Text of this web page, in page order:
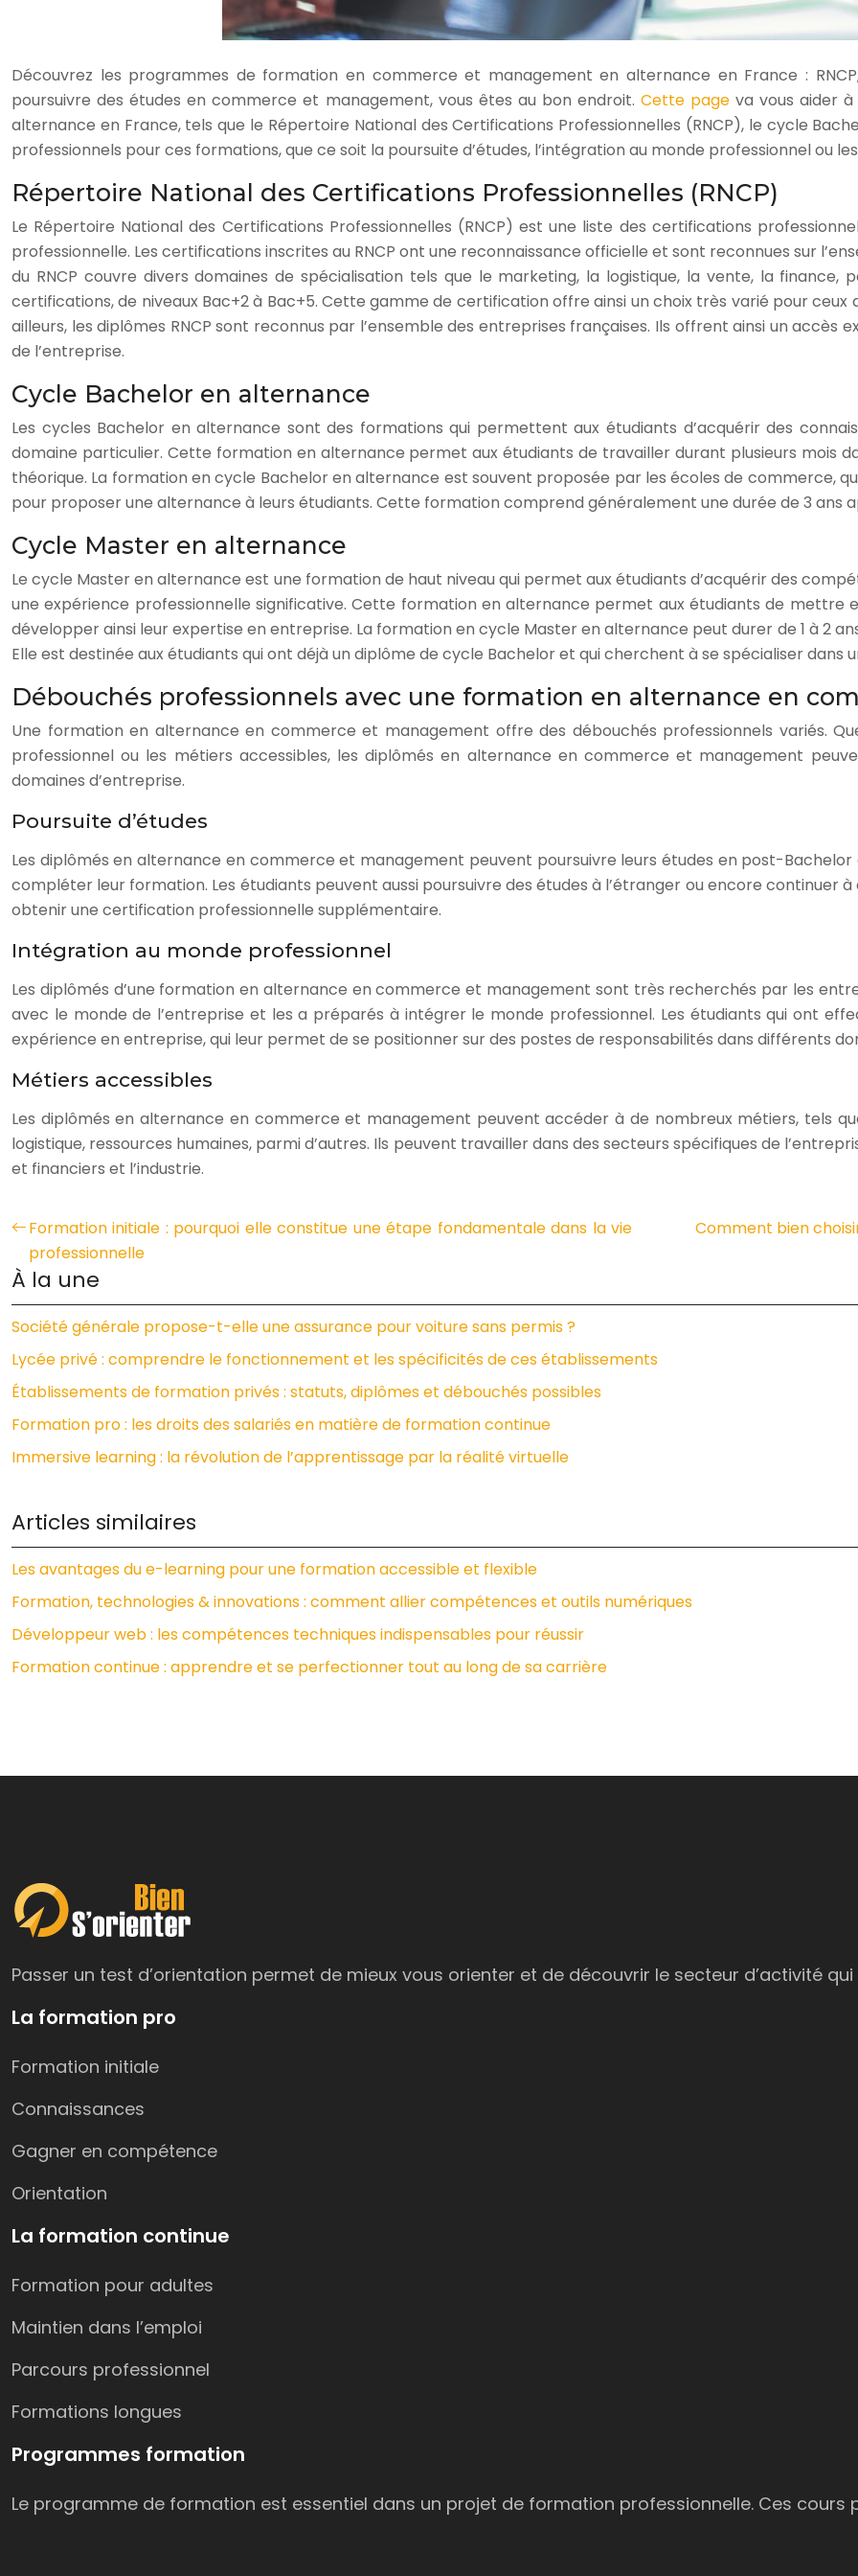
Découvrez les programmes de formation en commerce et management en alternance en France :
poursuivre des études en commerce et management, vous êtes au bon endroit. Cette page va vous aider
alternance en France, tels que le Répertoire National des Certifications Professionnelles (RNCP), le cycle
professionnels pour ces formations, que ce soit la poursuite d’études, l’intégration au monde professionnel ou
Répertoire National des Certifications Professionnelles (RNCP)
Le Répertoire National des Certifications Professionnelles (RNCP) est une liste des certifications
professionnelle. Les certifications inscrites au RNCP ont une reconnaissance officielle et sont reconnues sur
du RNCP couvre divers domaines de spécialisation tels que le marketing, la logistique, la vente, la finance,
certifications, de niveaux Bac+2 à Bac+5. Cette gamme de certification offre ainsi un choix très varié pour
ailleurs, les diplômes RNCP sont reconnus par l’ensemble des entreprises françaises. Ils offrent ainsi un accès
de l’entreprise.
Cycle Bachelor en alternance
Les cycles Bachelor en alternance sont des formations qui permettent aux étudiants d’acquérir des
domaine particulier. Cette formation en alternance permet aux étudiants de travailler durant plusieurs mois
théorique. La formation en cycle Bachelor en alternance est souvent proposée par les écoles de commerce,
pour proposer une alternance à leurs étudiants. Cette formation comprend généralement une durée de 3 ans
Cycle Master en alternance
Le cycle Master en alternance est une formation de haut niveau qui permet aux étudiants d’acquérir des
une expérience professionnelle significative. Cette formation en alternance permet aux étudiants de mettre
développer ainsi leur expertise en entreprise. La formation en cycle Master en alternance peut durer de 1 à 2
Elle est destinée aux étudiants qui ont déjà un diplôme de cycle Bachelor et qui cherchent à se spécialiser dans
Débouchés professionnels avec une formation en alternance en
Une formation en alternance en commerce et management offre des débouchés professionnels variés.
professionnel ou les métiers accessibles, les diplômés en alternance en commerce et management
domaines d’entreprise.
Poursuite d’études
Les diplômés en alternance en commerce et management peuvent poursuivre leurs études en post-
compléter leur formation. Les étudiants peuvent aussi poursuivre des études à l’étranger ou encore continuer
obtenir une certification professionnelle supplémentaire.
Intégration au monde professionnel
Les diplômés d’une formation en alternance en commerce et management sont très recherchés par les
avec le monde de l’entreprise et les a préparés à intégrer le monde professionnel. Les étudiants qui ont
expérience en entreprise, qui leur permet de se positionner sur des postes de responsabilités dans différents
Métiers accessibles
Les diplômés en alternance en commerce et management peuvent accéder à de nombreux métiers, tels
logistique, ressources humaines, parmi d’autres. Ils peuvent travailler dans des secteurs spécifiques de
et financiers et l’industrie.
Formation initiale : pourquoi elle constitue une étape fondamentale dans la vie
professionnelle
Comment bien
À la une
Société générale propose-t-elle une assurance pour voiture sans permis ?
Lycée privé : comprendre le fonctionnement et les spécificités de ces établissements
Établissements de formation privés : statuts, diplômes et débouchés possibles
Formation pro : les droits des salariés en matière de formation continue
Immersive learning : la révolution de l’apprentissage par la réalité virtuelle
Articles similaires
Les avantages du e-learning pour une formation accessible et flexible
Formation, technologies & innovations : comment allier compétences et outils numériques
Développeur web : les compétences techniques indispensables pour réussir
Formation continue : apprendre et se perfectionner tout au long de sa carrière
Passer un test d’orientation permet de mieux vous orienter et de découvrir le secteur d’activité
La formation pro
Formation initiale
Connaissances
Gagner en compétence
Orientation
La formation continue
Formation pour adultes
Maintien dans l’emploi
Parcours professionnel
Formations longues
Programmes formation
Le programme de formation est essentiel dans un projet de formation professionnelle. Ces cours